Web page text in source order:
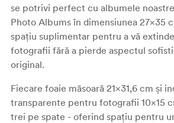
se potrivi perfect cu albumele noastre
Photo Albumsîn dimensiunea 27×35
spațiu suplimentar pentru a vă
fotografii fără a pierde aspectul
original.
Fiecare foaie măsoară 21×31,6 cm și
transparente pentru fotografii 10×15
trei pe spate - oferind spațiu pentru